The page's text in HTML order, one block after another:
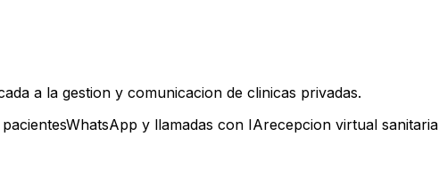
a la gestion y comunicacion de clinicas privadas.
WhatsApp y llamadas con IArecepcion virtual sanitaria